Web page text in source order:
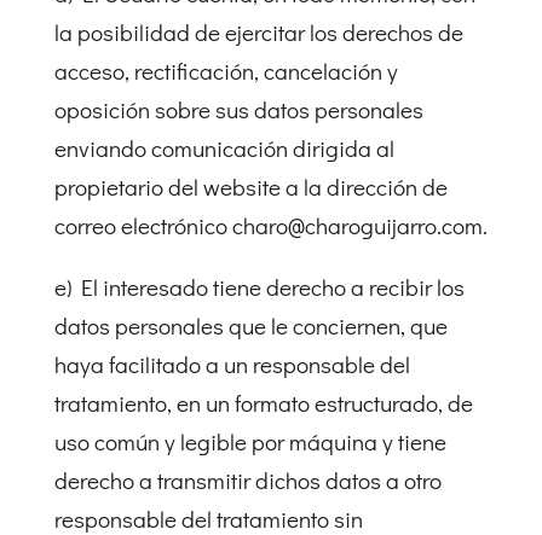
la posibilidad de ejercitar los derechos de
acceso, rectificación, cancelación y
oposición sobre sus datos personales
enviando comunicación dirigida al
propietario del website a la dirección de
correo electrónico charo@charoguijarro.com.
e) El interesado tiene derecho a recibir los
datos personales que le conciernen, que
haya facilitado a un responsable del
tratamiento, en un formato estructurado, de
uso común y legible por máquina y tiene
derecho a transmitir dichos datos a otro
responsable del tratamiento sin